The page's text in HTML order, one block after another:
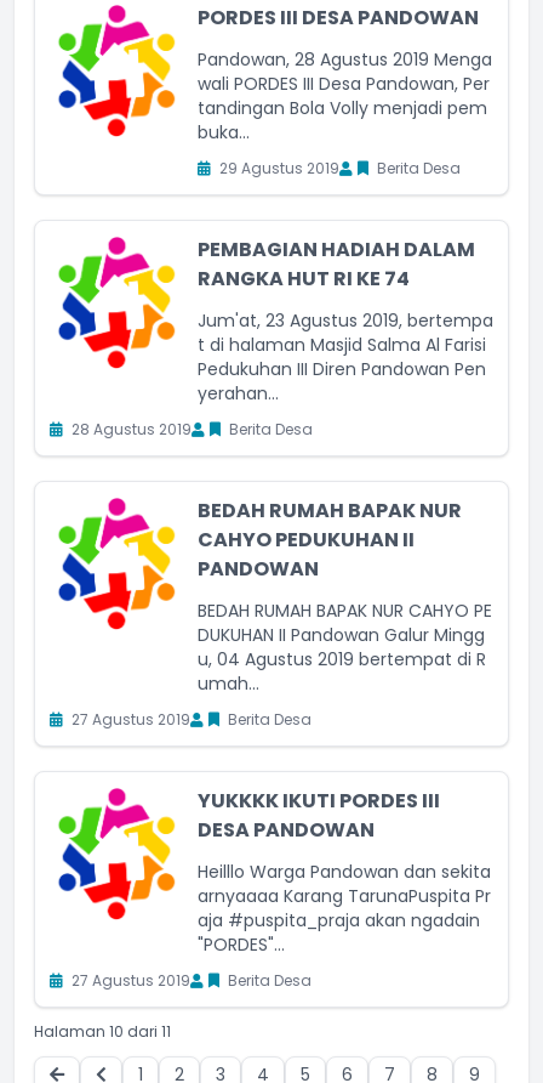
PORDES III DESA PANDOWAN
Pandowan, 28 Agustus 2019 Menga
wali PORDES III Desa Pandowan, Per
tandingan Bola Volly menjadi pem
buka...
29 Agustus 2019 Berita Desa
PEMBAGIAN HADIAH DALAM
RANGKA HUT RI KE 74
Jum'at, 23 Agustus 2019, bertempa
t di halaman Masjid Salma Al Farisi
Pedukuhan III Diren Pandowan Pen
yerahan...
28 Agustus 2019 Berita Desa
BEDAH RUMAH BAPAK NUR
CAHYO PEDUKUHAN II
PANDOWAN
BEDAH RUMAH BAPAK NUR CAHYO PE
DUKUHAN II Pandowan Galur Mingg
u, 04 Agustus 2019 bertempat di R
umah...
27 Agustus 2019 Berita Desa
YUKKKK IKUTI PORDES III
DESA PANDOWAN
Heilllo Warga Pandowan dan sekita
arnyaaaa Karang TarunaPuspita Pr
aja #puspita_praja akan ngadain
"PORDES"...
27 Agustus 2019 Berita Desa
Halaman 10 dari 11
1 2 3 4 5 6 7 8 9